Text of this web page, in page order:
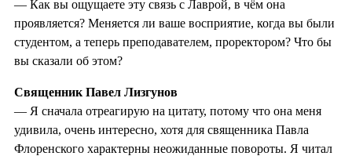
— Как вы ощущаете эту связь с Лаврой, в чём она
проявляется? Меняется ли ваше восприятие, когда вы были
студентом, а теперь преподавателем, проректором? Что бы
вы сказали об этом?
Священник Павел Лизгунов
— Я сначала отреагирую на цитату, потому что она меня
удивила, очень интересно, хотя для священника Павла
Флоренского характерны неожиданные повороты. Я читал